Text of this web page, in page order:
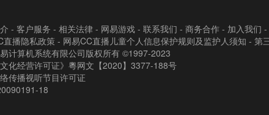
- 客户服务 - 相关法律 - 网易游戏 - 联系我们 - 商务合作 - 加入我们 -
直播隐私政策 - 网易CC直播儿童个人信息保护规则及监护人须知 - 第
计算机系统有限公司版权所有 ©1997-2023
文化经营许可证》粵网文【2020】3377-188号
传播视听节目许可证
18